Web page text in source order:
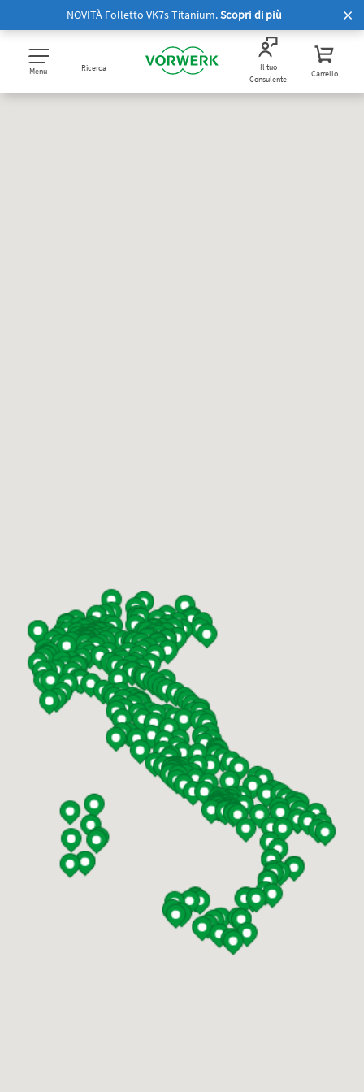
NOVITÀ Folletto VK7s Titanium.Scopri di più
Menu Ricerca
Il tuo
Consulente
Carrello